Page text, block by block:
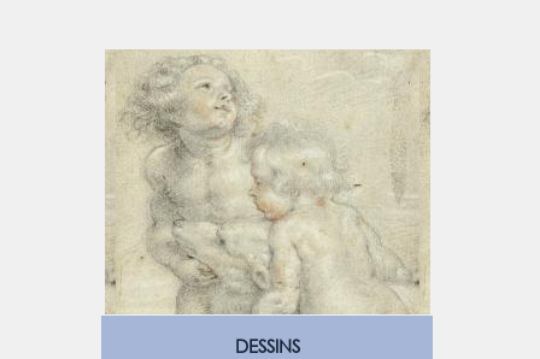
DESSINS